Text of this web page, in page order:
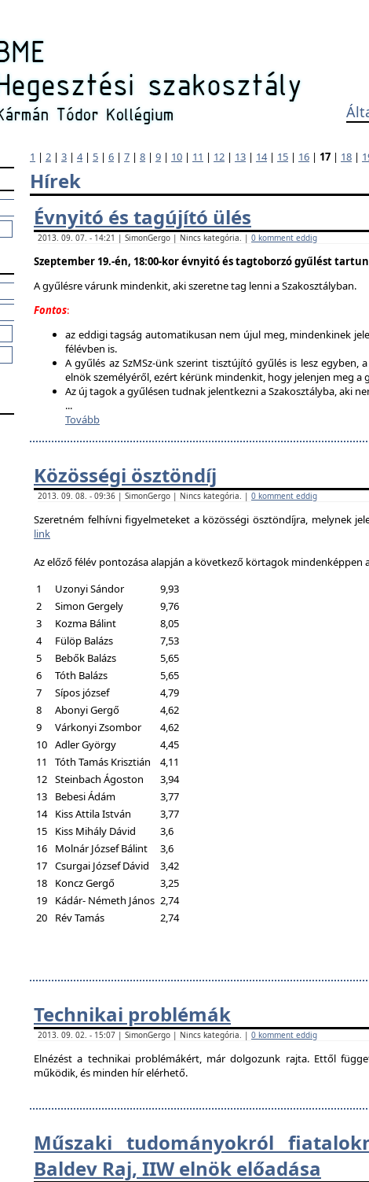
1 | 2 | 3 | 4| 5 | 6 | 7 | 8 | 9 | 10 | 11 | 12 | 13 | 14| 15 | 16 | 17 | 18 |
Hírek
Évnyitó és tagújító ülés
2013. 09. 07. - 14:21 | SimonGergo | Nincs kategória. | 0 komment eddig
Szeptember 19.-én, 18:00-kor évnyitó és tagtoborzó gyűlést
A gyűlésre várunk mindenkit, aki szeretne tag lenni a Szakosztályban.
Fontos:
az eddigi tagság automatikusan nem újul meg, mindenkinek
félévben is.
A gyűlés az SzMSz-ünk szerint tisztújító gyűlés is lesz egyben,
elnök személyéről, ezért kérünk mindenkit, hogy jelenjen meg a
Az új tagok a gyűlésen tudnak jelentkezni a Szakosztályba, aki
...
Tovább
Közösségi ösztöndíj
2013. 09. 08. - 09:36 | SimonGergo | Nincs kategória. | 0 komment eddig
Szeretném felhívni figyelmeteket a közösségi ösztöndíjra, melynek
link
Az előző félév pontozása alapján a következő körtagok mindenképpen
1
Uzonyi Sándor
9,93
2
Simon Gergely
9,76
3
Kozma Bálint
8,05
4
Fülöp Balázs
7,53
5
Bebők Balázs
5,65
6
Tóth Balázs
5,65
7
Sípos józsef
4,79
8
Abonyi Gergő
4,62
9
Várkonyi Zsombor
4,62
10 Adler György
4,45
11
Tóth Tamás Krisztián
4,11
12 Steinbach Ágoston
3,94
13
Bebesi Ádám
3,77
14 Kiss Attila István
3,77
15
Kiss Mihály Dávid
3,6
16
Molnár József Bálint
3,6
17 Csurgai József Dávid
3,42
18
Koncz Gergő
3,25
19
Kádár- Németh János 2,74
20
Rév Tamás 2,74
Technikai problémák
2013. 09. 02. - 15:07 | SimonGergo | Nincs kategória. | 0 komment eddig
Elnézést a technikai problémákért, már dolgozunk rajta. Ettől
működik, és minden hír elérhető.
Műszaki tudományokról
Baldev Raj, IIW elnök előadása